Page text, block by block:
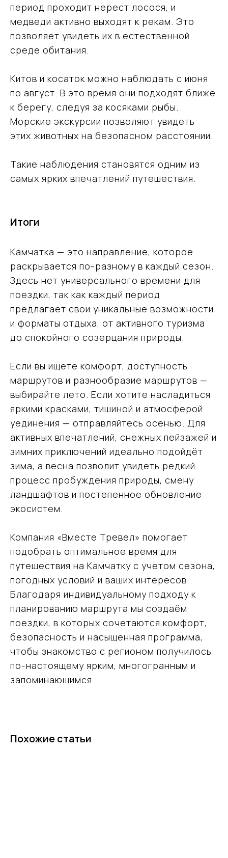
период проходит нерест лосося, и
медведи активно выходят к рекам. Это
позволяет увидеть их в естественной
среде обитания.
Китов и косаток можно наблюдать с июня
по август. В это время они подходят ближе
к берегу, следуя за косяками рыбы.
Морские экскурсии позволяют увидеть
этих животных на безопасном расстоянии.
Такие наблюдения становятся одним из
самых ярких впечатлений путешествия.
Итоги
Камчатка — это направление, которое
раскрывается по-разному в каждый сезон.
Здесь нет универсального времени для
поездки, так как каждый период
предлагает свои уникальные возможности
и форматы отдыха, от активного туризма
до спокойного созерцания природы.
Если вы ищете комфорт, доступность
маршрутов и разнообразие маршрутов —
выбирайте лето. Если хотите насладиться
яркими красками, тишиной и атмосферой
уединения — отправляйтесь осенью. Для
активных впечатлений, снежных пейзажей и
зимних приключений идеально подойдёт
зима, а весна позволит увидеть редкий
процесс пробуждения природы, смену
ландшафтов и постепенное обновление
экосистем.
Компания «Вместе Тревел» помогает
подобрать оптимальное время для
путешествия на Камчатку с учётом сезона,
погодных условий и ваших интересов.
Благодаря индивидуальному подходу к
планированию маршрута мы создаём
поездки, в которых сочетаются комфорт,
безопасность и насыщенная программа,
чтобы знакомство с регионом получилось
по-настоящему ярким, многогранным и
запоминающимся.
Похожие статьи
Подобрать
тур
Оставьте свои данные, мы свяжемся с вами
и обсудим детали поездки
данных
vmtravel77@mail.ru
Ваш надёжный партнёр
в мире открытий
и приключений
Навигация
Направления
Подбор туров на Камчатку
Отзывы
Блог
Карта сайта
характер и ни при каких условиях не является публичной офертой
ООО «ВместеТревел»
121471, Москва, Можайское шоссе, д. 29 пом. VI
ИНН 9731099834
ОГРН 1227700593042
Политика обработки персональных данных
Информация
© Команда Вместе — 2026 Все права защищены. Копирование